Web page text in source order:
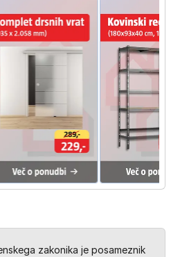
zakonika je posameznik